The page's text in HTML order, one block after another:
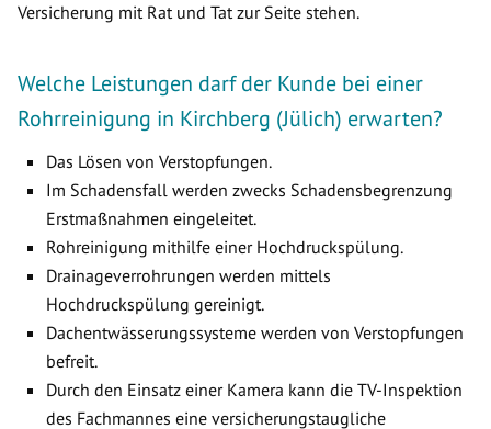
Versicherung mit Rat und Tat zur Seite stehen.
Welche Leistungen darf der Kunde bei einer
Rohrreinigung in Kirchberg (Jülich) erwarten?
Das Lösen von Verstopfungen.
Im Schadensfall werden zwecks Schadensbegrenzung
Erstmaßnahmen eingeleitet.
Rohreinigung mithilfe einer Hochdruckspülung.
Drainageverrohrungen werden mittels
Hochdruckspülung gereinigt.
Dachentwässerungssysteme werden von Verstopfungen
befreit.
Durch den Einsatz einer Kamera kann die TV-Inspektion
des Fachmannes eine versicherungstaugliche